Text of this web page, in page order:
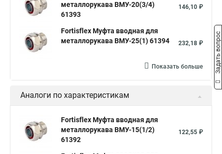
металлорукава ВМУ-20(3/4)
61393
146,10 ₽
Fortisflex Муфта вводная для
металлорукава ВМУ-25(1) 61394
232,18 ₽
Показать больше
Аналоги по характеристикам
Fortisflex Муфта вводная для
металлорукава ВМУ-15(1/2)
61392
122,55 ₽
Задать вопрос